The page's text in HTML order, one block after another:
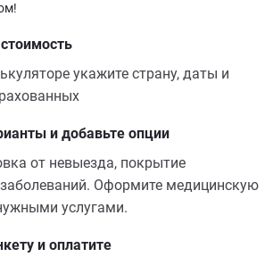
укажите страну, даты и
и добавьте опции
от невыезда, покрытие
Оформите медицинскую
услугами.
и оплатите